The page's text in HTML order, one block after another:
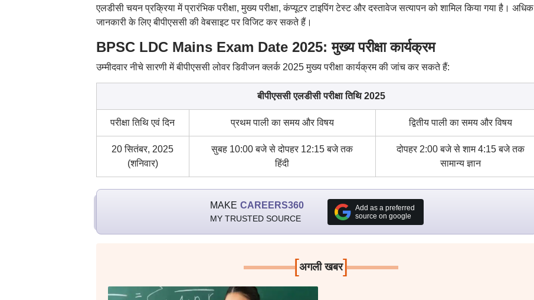
एलडीसी चयन प्रक्रिया में प्रारंभिक परीक्षा, मुख्य परीक्षा, कंप्यूटर टाइपिंग टेस्ट और दस्तावेज सत्यापन को शामिल किया गया है। अधिक
जानकारी के लिए बीपीएससी की वेबसाइट पर विजिट कर सकते हैं।
BPSC LDC Mains Exam Date 2025: मुख्य परीक्षा कार्यक्रम
उम्मीदवार नीचे सारणी में बीपीएससी लोवर डिवीजन क्लर्क 2025 मुख्य परीक्षा कार्यक्रम की जांच कर सकते हैं:
बीपीएससी एलडीसी परीक्षा तिथि 2025
परीक्षा तिथि एवं दिन प्रथम पाली का समय और विषय द्वितीय पाली का समय और विषय
20 सितंबर, 2025
(शनिवार)
सुबह 10:00 बजे से दोपहर 12:15 बजे तक
हिंदी
दोपहर 2:00 बजे से शाम 4:15 बजे तक
सामान्य ज्ञान
MAKE CAREERS360
MY TRUSTED SOURCE
Add as a preferred
source on google
[अगली खबर]